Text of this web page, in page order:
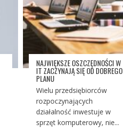
NAJWIĘKSZE OSZCZĘDNOŚCI W
IT ZACZYNAJĄ SIĘ OD DOBREGO
PLANU
Wielu przedsiębiorców
rozpoczynających
działalność inwestuje w
sprzęt komputerowy, nie...